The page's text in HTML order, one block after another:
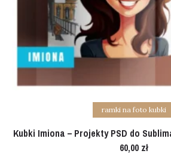
Add to cart
ramki na foto kubki
Kubki Imiona – Projekty PSD do
60,00 zł